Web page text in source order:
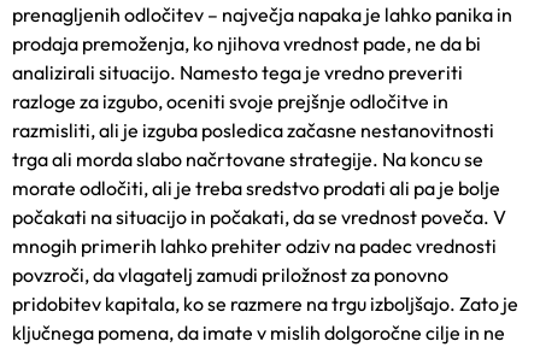
prenagljenih odločitev – največja napaka je lahko panika in
prodaja premoženja, ko njihova vrednost pade, ne da bi
analizirali situacijo. Namesto tega je vredno preveriti
razloge za izgubo, oceniti svoje prejšnje odločitve in
razmisliti, ali je izguba posledica začasne nestanovitnosti
trga ali morda slabo načrtovane strategije. Na koncu se
morate odločiti, ali je treba sredstvo prodati ali pa je bolje
počakati na situacijo in počakati, da se vrednost poveča. V
mnogih primerih lahko prehiter odziv na padec vrednosti
povzroči, da vlagatelj zamudi priložnost za ponovno
pridobitev kapitala, ko se razmere na trgu izboljšajo. Zato je
ključnega pomena, da imate v mislih dolgoročne cilje in ne